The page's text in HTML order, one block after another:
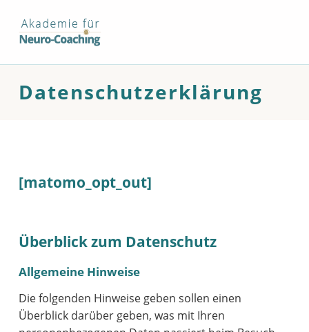
Datenschutzerklärung
[matomo_opt_out]
Überblick zum Datenschutz
Allgemeine Hinweise
Die folgenden Hinweise geben sollen einen
Überblick darüber geben, was mit Ihren